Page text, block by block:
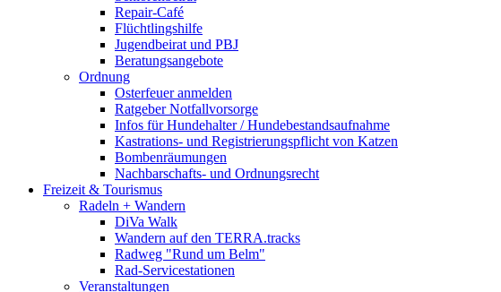
Repair-Café
Flüchtlingshilfe
Jugendbeirat und PBJ
Beratungsangebote
Ordnung
Osterfeuer anmelden
Ratgeber Notfallvorsorge
Infos für Hundehalter / Hundebestandsaufnahme
Kastrations- und Registrierungspflicht von Katzen
Bombenräumungen
Nachbarschafts- und Ordnungsrecht
Freizeit & Tourismus
Radeln + Wandern
DiVa Walk
Wandern auf den TERRA.tracks
Radweg "Rund um Belm"
Rad-Servicestationen
Veranstaltungen